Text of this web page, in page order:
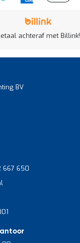
achteraf met Billink!
BV
667 650